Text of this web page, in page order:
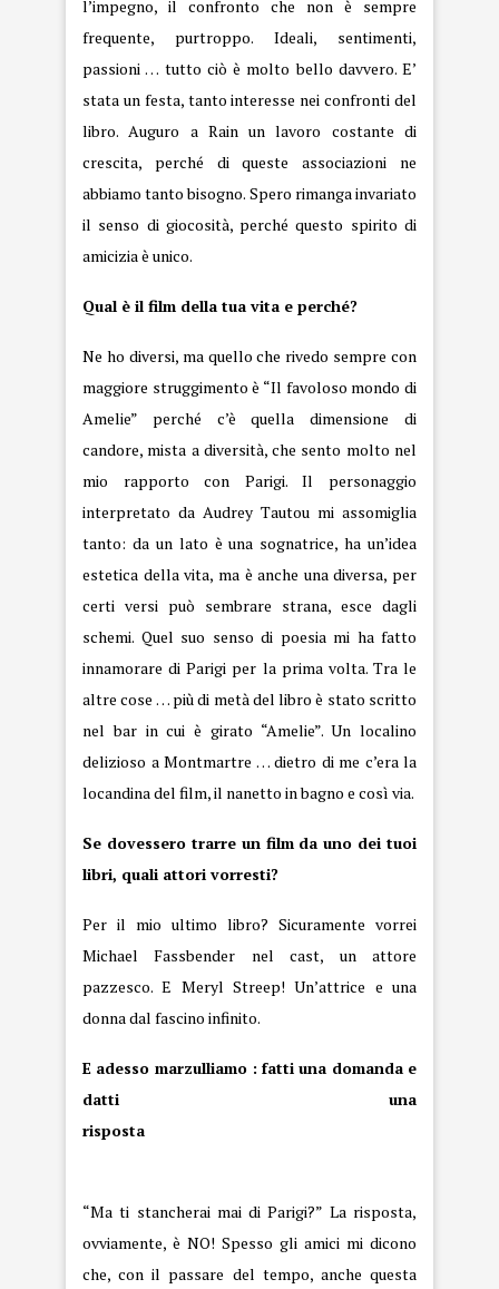
l’impegno, il confronto che non è sempre
frequente, purtroppo. Ideali, sentimenti,
passioni … tutto ciò è molto bello davvero. E’
stata un festa, tanto interesse nei confronti del
libro. Auguro a Rain un lavoro costante di
crescita, perché di queste associazioni ne
abbiamo tanto bisogno. Spero rimanga invariato
il senso di giocosità, perché questo spirito di
amicizia è unico.
Qual è il film della tua vita e perché?
Ne ho diversi, ma quello che rivedo sempre con
maggiore struggimento è “Il favoloso mondo di
Amelie” perché c’è quella dimensione di
candore, mista a diversità, che sento molto nel
mio rapporto con Parigi. Il personaggio
interpretato da Audrey Tautou mi assomiglia
tanto: da un lato è una sognatrice, ha un’idea
estetica della vita, ma è anche una diversa, per
certi versi può sembrare strana, esce dagli
schemi. Quel suo senso di poesia mi ha fatto
innamorare di Parigi per la prima volta. Tra le
altre cose … più di metà del libro è stato scritto
nel bar in cui è girato “Amelie”. Un localino
delizioso a Montmartre … dietro di me c’era la
locandina del film, il nanetto in bagno e così via.
Se dovessero trarre un film da uno dei tuoi
libri, quali attori vorresti?
Per il mio ultimo libro? Sicuramente vorrei
Michael Fassbender nel cast, un attore
pazzesco. E Meryl Streep! Un’attrice e una
donna dal fascino infinito.
E adesso marzulliamo : fatti una domanda e
datti una
“Ma ti stancherai mai di Parigi?” La risposta,
ovviamente, è NO! Spesso gli amici mi dicono
che, con il passare del tempo, anche questa